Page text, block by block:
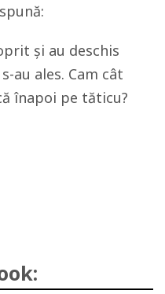
și au deschis
au ales. Cam cât
înapoi pe tăticu?